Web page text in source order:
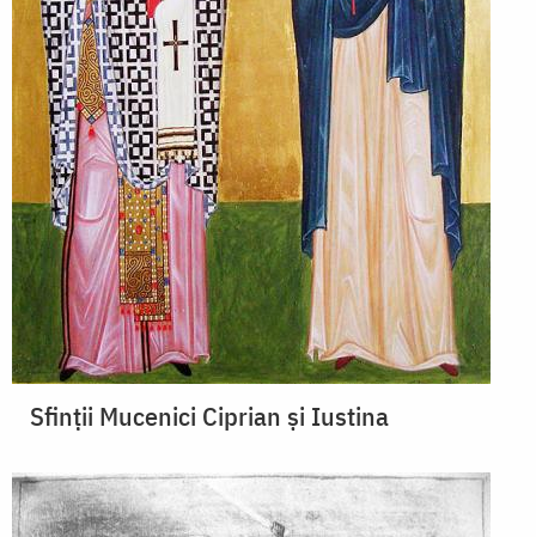
Sfinții Mucenici Ciprian și Iustina